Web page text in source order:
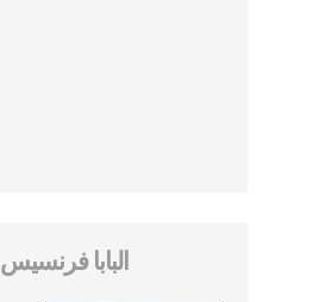
البابا فرنسيس